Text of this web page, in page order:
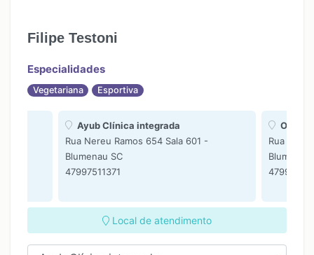
Filipe Testoni
Especialidades
Vegetariana Esportiva
Ayub Clínica integrada
Rua Nereu Ramos 654 Sala 601 -
Blumenau SC
47997511371
ONLINE
Rua
Blumenau
Local de atendimento